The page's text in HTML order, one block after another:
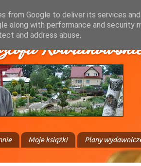
Moje książki Plany
from Google to deliver its services
along with performance and
and address abuse.